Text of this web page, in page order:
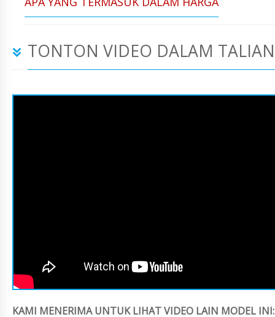
TONTON VIDEO DALAM TALIAN
KAMI MENERIMA UNTUK LIHAT VIDEO LAIN MODEL INI: